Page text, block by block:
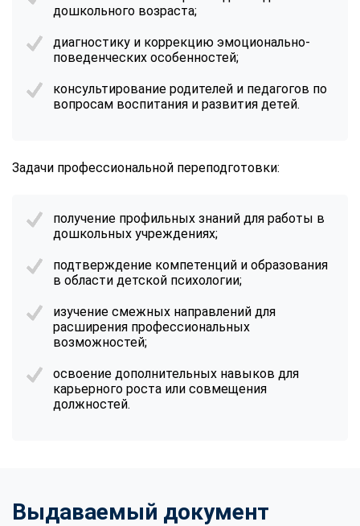
дошкольного возраста;
диагностику и коррекцию эмоционально-
поведенческих особенностей;
консультирование родителей и педагогов по
вопросам воспитания и развития детей.
Задачи профессиональной переподготовки:
получение профильных знаний для работы в
дошкольных учреждениях;
подтверждение компетенций и образования
в области детской психологии;
изучение смежных направлений для
расширения профессиональных
возможностей;
освоение дополнительных навыков для
карьерного роста или совмещения
должностей.
Выдаваемый документ